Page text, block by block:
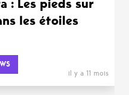
: Les pieds sur
les étoiles
il y a 11 mois